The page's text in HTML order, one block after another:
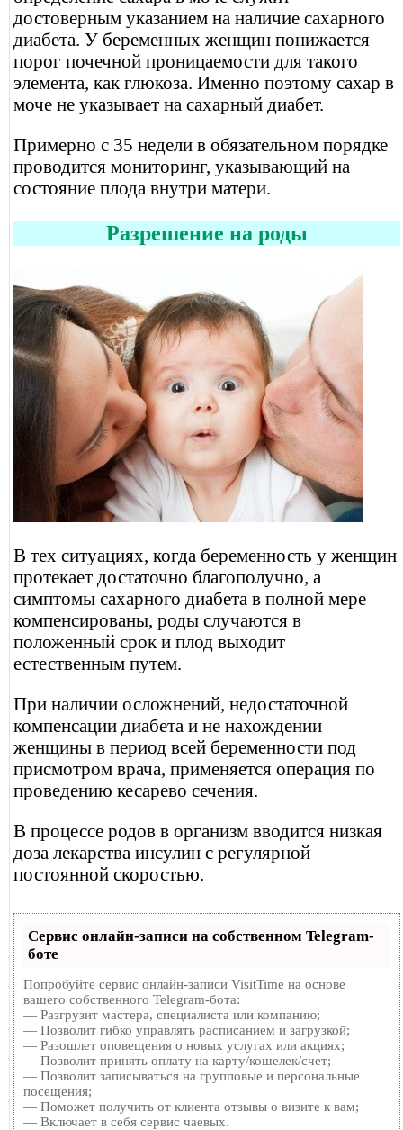
достоверным указанием на наличие сахарного
диабета. У беременных женщин понижается
порог почечной проницаемости для такого
элемента, как глюкоза. Именно поэтому сахар в
моче не указывает на сахарный диабет.
Примерно с 35 недели в обязательном порядке
проводится мониторинг, указывающий на
состояние плода внутри матери.
Разрешение на роды
В тех ситуациях, когда беременность у женщин
протекает достаточно благополучно, а
симптомы сахарного диабета в полной мере
компенсированы, роды случаются в
положенный срок и плод выходит
естественным путем.
При наличии осложнений, недостаточной
компенсации диабета и не нахождении
женщины в период всей беременности под
присмотром врача, применяется операция по
проведению кесарево сечения.
В процессе родов в организм вводится низкая
доза лекарства инсулин с регулярной
постоянной скоростью.
Сервис онлайн-записи на собственном Telegram-
боте
Попробуйте сервис онлайн-записи VisitTime на основе
вашего собственного Telegram-бота:
— Разгрузит мастера, специалиста или компанию;
— Позволит гибко управлять расписанием и загрузкой;
— Разошлет оповещения о новых услугах или акциях;
— Позволит принять оплату на карту/кошелек/счет;
— Позволит записываться на групповые и персональные
посещения;
— Поможет получить от клиента отзывы о визите к вам;
— Включает в себя сервис чаевых.